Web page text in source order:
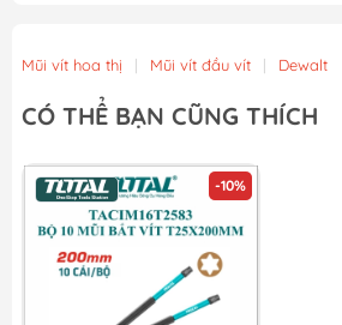
Mũi vít hoa thị | Mũi vít đầu vít | Dewalt
CÓ THỂ BẠN CŨNG THÍCH
-10%